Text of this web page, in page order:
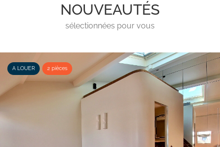
NOUVEAUTÉS
sélectionnées pour vous
A LOUER 2 pièces